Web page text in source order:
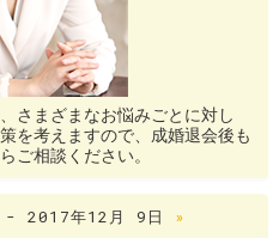
さまざまなお悩みごとに対し
を考えますので、成婚退会後も
ご相談ください。
2017年12月 9日
»